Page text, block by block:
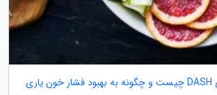
منظور از رژیم غذایی DASH چیست و چگونه به بهبود فشار خون یاری